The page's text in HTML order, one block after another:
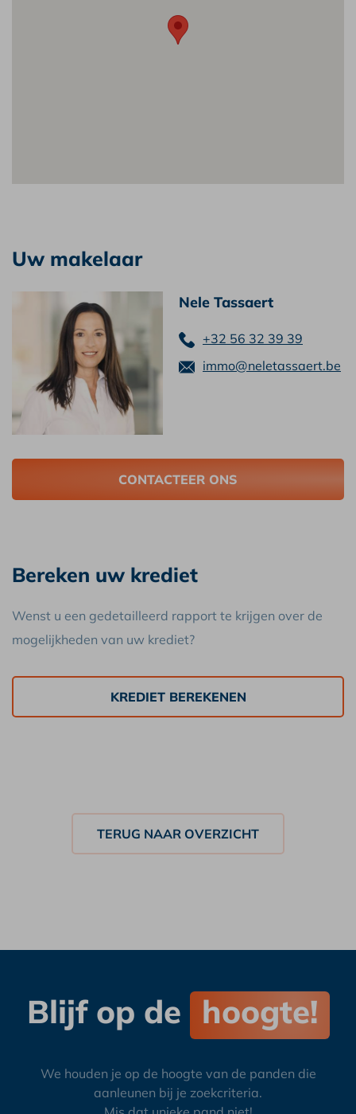
Uw makelaar
Nele Tassaert
+32 56 32 39 39
immo@neletassaert.be
CONTACTEER ONS
Bereken uw krediet
Wenst u een gedetailleerd rapport te krijgen over de
mogelijkheden van uw krediet?
KREDIET BEREKENEN
Blijf op de hoogte!
We houden je op de hoogte van de panden die
aanleunen bij je zoekcriteria.